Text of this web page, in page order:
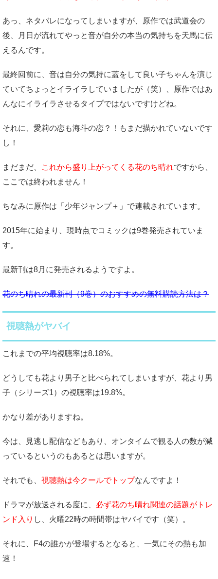
あっ、ネタバレになってしまいますが、原作では武道会の
後、月日が流れてやっと音が自分の本当の気持ちを天馬に伝
えるんです。
最終回前に、音は自分の気持に蓋をして良い子ちゃんを演じ
ていてちょっとイライラしていましたが（笑）、原作ではあ
んなにイライラさせるタイプではないですけどね。
それに、愛莉の恋も海斗の恋？！もまだ描かれていないです
し！
まだまだ、 これから盛り上がってくる花のち晴れですから、
ここでは終われません！
ちなみに原作は「少年ジャンプ＋」で連載されています。
2015年に始まり、現時点でコミックは9巻発売されていま
す。
最新刊は8月に発売されるようですよ。
花のち晴れの最新刊（9巻）のおすすめの無料購読方法は？
視聴熱がヤバイ
これまでの平均視聴率は8.18%。
どうしても花より男子と比べられてしまいますが、花より男
子（シリーズ1）の視聴率は19.8%。
かなり差がありますね。
今は、見逃し配信などもあり、オンタイムで観る人の数が減
っているというのもあるとは思いますが。
それでも、 視聴熱は今クールでトップなんですよ！
ドラマが放送される度に、 必ず花のち晴れ関連の話題がトレ
ンド入り し、火曜22時の時間帯はヤバイです（笑）。
それに、F4の誰かが登場するとなると、一気にその熱も加
速！